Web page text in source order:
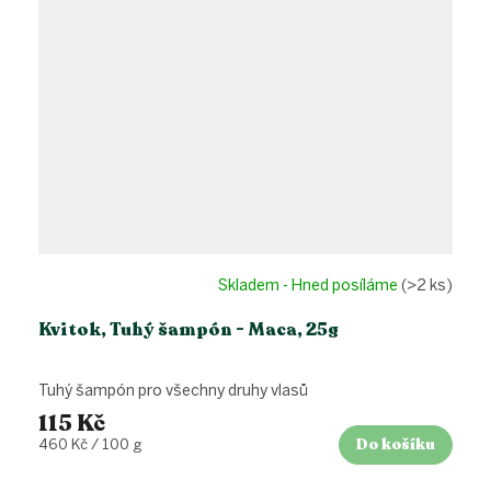
Kvitok, Tuhý šampón - Maca, 25g
Skladem - Hned posíláme (>2 ks)
115 Kč
Měrná
460 Kč / 100 g Do košíku
Tuhý šampón pro všechny druhy vlasů